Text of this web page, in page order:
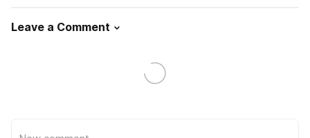
Leave a Comment